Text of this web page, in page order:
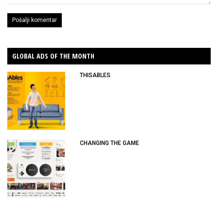
GLOBAL ADS OF THE MONTH
THISABLES
CHANGING THE GAME